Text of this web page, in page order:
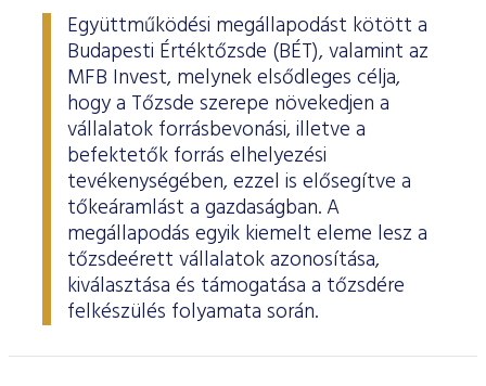
Együttműködési megállapodást kötött a
Budapesti Értéktőzsde (BÉT), valamint az
MFB Invest, melynek elsődleges célja,
hogy a Tőzsde szerepe növekedjen a
vállalatok forrásbevonási, illetve a
befektetők forrás elhelyezési
tevékenységében, ezzel is elősegítve a
tőkeáramlást a gazdaságban. A
megállapodás egyik kiemelt eleme lesz a
tőzsdeérett vállalatok azonosítása,
kiválasztása és támogatása a tőzsdére
felkészülés folyamata során.